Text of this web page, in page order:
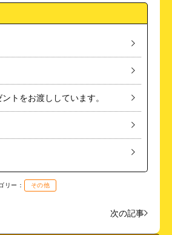
トをお渡ししています。
リー： その他
次の記事